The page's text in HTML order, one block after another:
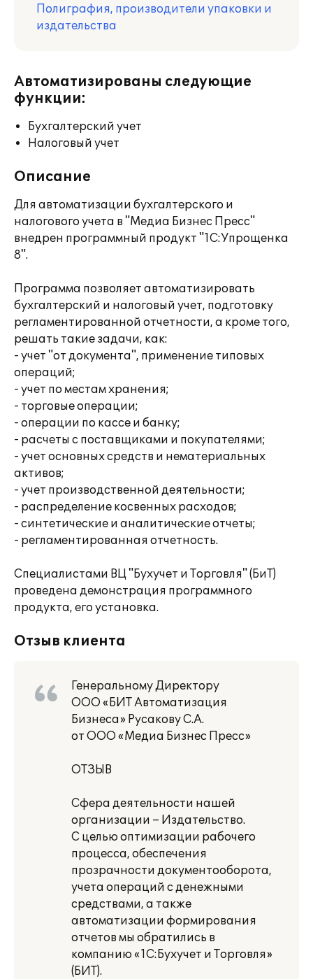
Полиграфия, производители упаковки и
издательства
Автоматизированы следующие
функции:
Бухгалтерский учет
Налоговый учет
Описание
Для автоматизации бухгалтерского и
налогового учета в "Медиа Бизнес Пресс"
внедрен программный продукт "1С:Упрощенка
8".
Программа позволяет автоматизировать
бухгалтерский и налоговый учет, подготовку
регламентированной отчетности, а кроме того,
решать такие задачи, как:
- учет "от документа", применение типовых
операций;
- учет по местам хранения;
- торговые операции;
- операции по кассе и банку;
- расчеты с поставщиками и покупателями;
- учет основных средств и нематериальных
активов;
- учет производственной деятельности;
- распределение косвенных расходов;
- синтетические и аналитические отчеты;
- регламентированная отчетность.
Специалистами ВЦ "Бухучет и Торговля" (БиТ)
проведена демонстрация программного
продукта, его установка.
Отзыв клиента
Генеральному Директору
ООО «БИТ Автоматизация
Бизнеса» Русакову С.А.
от ООО «Медиа Бизнес Пресс»
ОТЗЫВ
Сфера деятельности нашей
организации – Издательство.
С целью оптимизации рабочего
процесса, обеспечения
прозрачности документооборота,
учета операций с денежными
средствами, а также
автоматизации формирования
отчетов мы обратились в
компанию «1С:Бухучет и Торговля»
(БИТ).